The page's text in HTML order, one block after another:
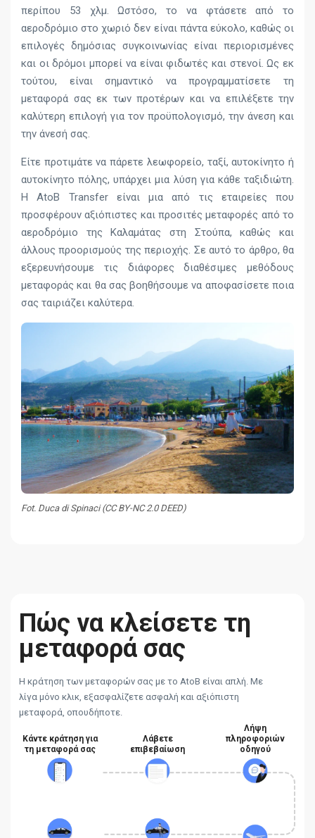
περίπου 53 χλμ. Ωστόσο, το να φτάσετε από το
αεροδρόμιο στο χωριό δεν είναι πάντα εύκολο, καθώς οι
επιλογές δημόσιας συγκοινωνίας είναι περιορισμένες
και οι δρόμοι μπορεί να είναι φιδωτές και στενοί. Ως εκ
τούτου, είναι σημαντικό να προγραμματίσετε τη
μεταφορά σας εκ των προτέρων και να επιλέξετε την
καλύτερη επιλογή για τον προϋπολογισμό, την άνεση και
την άνεσή σας.
Είτε προτιμάτε να πάρετε λεωφορείο, ταξί, αυτοκίνητο ή
αυτοκίνητο πόλης, υπάρχει μια λύση για κάθε ταξιδιώτη.
Η AtoB Transfer είναι μια από τις εταιρείες που
προσφέρουν αξιόπιστες και προσιτές μεταφορές από το
αεροδρόμιο της Καλαμάτας στη Στούπα, καθώς και
άλλους προορισμούς της περιοχής. Σε αυτό το άρθρο, θα
εξερευνήσουμε τις διάφορες διαθέσιμες μεθόδους
μεταφοράς και θα σας βοηθήσουμε να αποφασίσετε ποια
σας ταιριάζει καλύτερα.
Fot. Duca di Spinaci (CC BY-NC 2.0 DEED)
Πώς να κλείσετε τη
μεταφορά σας
Η κράτηση των μεταφορών σας με το AtoB είναι απλή. Με
λίγα μόνο κλικ, εξασφαλίζετε ασφαλή και αξιόπιστη
μεταφορά, οπουδήποτε.
Κάντε κράτηση για
τη μεταφορά σας
Λάβετε
επιβεβαίωση
Λήψη
πληροφοριών
οδηγού